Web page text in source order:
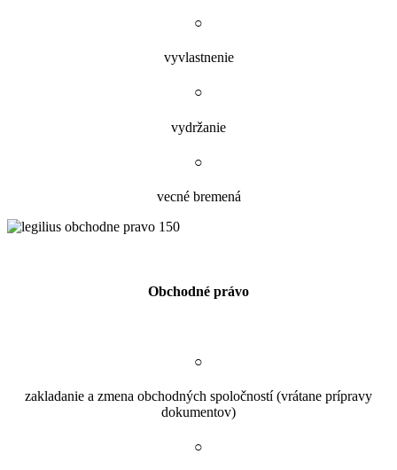
○
vyvlastnenie
○
vydržanie
○
vecné bremená
Obchodné právo
○
zakladanie a zmena obchodných spoločností (vrátane prípravy
dokumentov)
○